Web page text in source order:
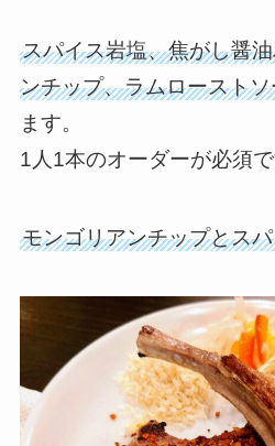
スパイス岩塩、焦がし醤
ンチップ、ラムロースト
ます。
1人1本のオーダーが必須で
モンゴリアンチップとス